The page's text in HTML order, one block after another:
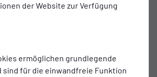
der Website zur Verfügung
ermöglichen grundlegende
sind für die einwandfreie Funktion
(Winsen (Luhe))